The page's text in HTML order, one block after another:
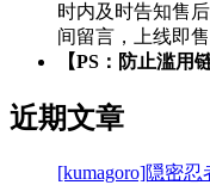
时内及时告知售
间留言，上线即售
【PS：防止滥用
近期文章
[kumagoro]隠密